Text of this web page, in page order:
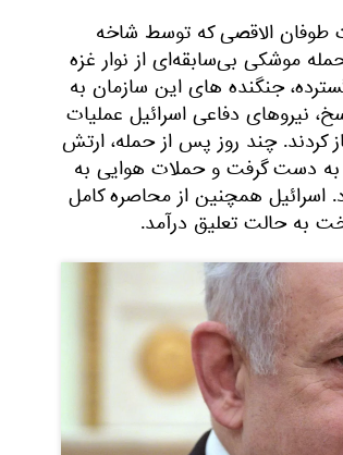
طوفان الاقصی که توسط شاخه
موشکی بی‌سابقه‌ای از نوار غزه
جنگنده های این سازمان به
نیروهای دفاعی اسرائیل عملیات
کردند. چند روز پس از حمله، ارتش
به دست گرفت و حملات هوایی به
اسرائیل همچنین از محاصره کامل
به حالت تعلیق درآمد.